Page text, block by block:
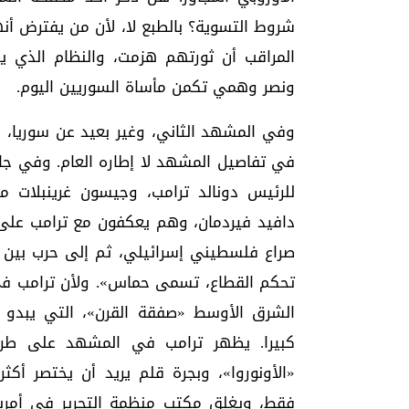
شروط التسوية؟ بالطبع لا، لأن من يفترض
المراقب أن ثورتهم هزمت، والنظام الذي
ونصر وهمي تكمن مأساة السوريين اليوم.
وفي المشهد الثاني، وغير بعيد عن
في تفاصيل المشهد لا إطاره العام. وفي
للرئيس دونالد ترامب، وجيسون
دافيد فيردمان، وهم يعكفون مع ترامب
صراع فلسطيني إسرائيلي، ثم إلى حرب
تحكم القطاع، تسمى حماس». ولأن
الشرق الأوسط «صفقة القرن»، التي
كبيرا. يظهر ترامب في المشهد على
«الأونوروا»، وبجرة قلم يريد أن يختصر